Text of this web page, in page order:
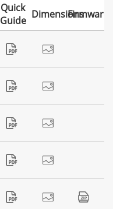
Quick
Guide DimensionsFirmware